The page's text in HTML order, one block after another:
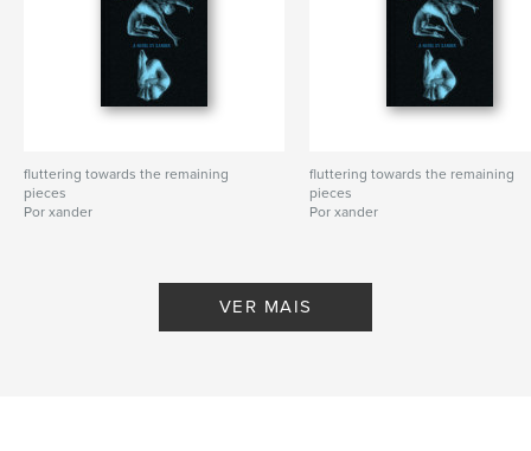
fluttering towards the remaining
pieces
Por xander
fluttering towards the remaining
pieces
Por xander
VER MAIS